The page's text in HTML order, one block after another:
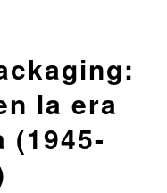
la era
(1945-